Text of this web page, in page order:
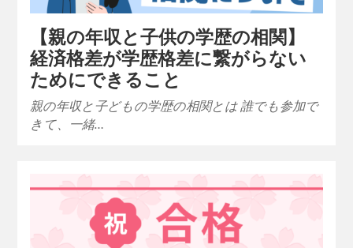
【親の年収と子供の学歴の相関】
経済格差が学歴格差に繋がらない
ためにできること
親の年収と子どもの学歴の相関とは 誰でも参加で
きて、一緒…